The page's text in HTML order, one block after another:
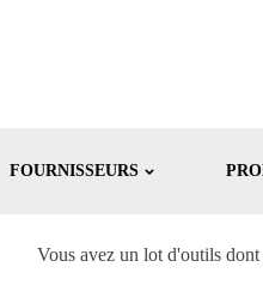
FOURNISSEURS
Vous avez un lot d'outils